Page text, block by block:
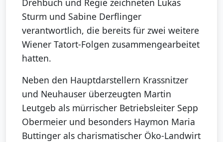
Drehbuch und Regie zeichneten Lukas
Sturm und Sabine Derflinger
verantwortlich, die bereits für zwei weitere
Wiener Tatort-Folgen zusammengearbeitet
hatten.
Neben den Hauptdarstellern Krassnitzer
und Neuhauser überzeugten Martin
Leutgeb als mürrischer Betriebsleiter Sepp
Obermeier und besonders Haymon Maria
Buttinger als charismatischer Öko-Landwirt